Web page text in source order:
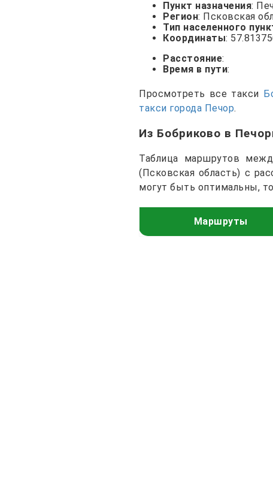
Пункт назначения:
Регион: Псковская
Тип населенного
Координаты:
Расстояние:
Время в пути:
Просмотреть все такси
такси города Печор.
Из Бобриково в
Таблица маршрутов
(Псковская область) с
могут быть оптимальны,
Маршруты